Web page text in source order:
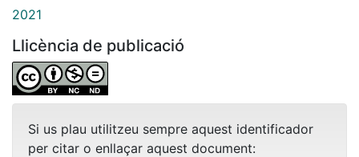
2021
Llicència de publicació
Si us plau utilitzeu sempre aquest identificador
per citar o enllaçar aquest document: